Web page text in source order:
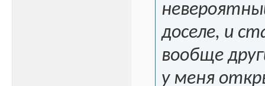
доселе, и
вообще
у меня